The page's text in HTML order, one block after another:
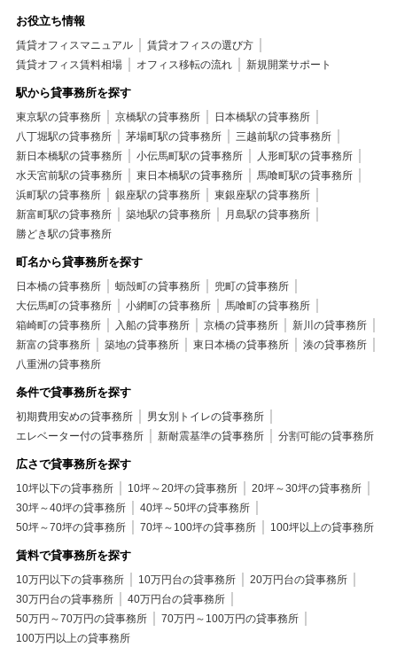
お役立ち情報
賃貸オフィスマニュアル
賃貸オフィスの選び方
賃貸オフィス賃料相場
オフィス移転の流れ 新規開業サポート
駅から貸事務所を探す
東京駅の貸事務所 京橋駅の貸事務所
日本橋駅の貸事務所
八丁堀駅の貸事務所
茅場町駅の貸事務所
三越前駅の貸事務所
新日本橋駅の貸事務所
小伝馬町駅の貸事務所
人形町駅の貸事務所
水天宮前駅の貸事務所
東日本橋駅の貸事務所
馬喰町駅の貸事務所
浜町駅の貸事務所
銀座駅の貸事務所
東銀座駅の貸事務所
新富町駅の貸事務所
築地駅の貸事務所
月島駅の貸事務所
勝どき駅の貸事務所
町名から貸事務所を探す
日本橋の貸事務所 蛎殻町の貸事務所
兜町の貸事務所
大伝馬町の貸事務所
小網町の貸事務所
馬喰町の貸事務所
箱崎町の貸事務所
入船の貸事務所 京橋の貸事務所
新川の貸事務所
新富の貸事務所
築地の貸事務所 東日本橋の貸事務所
湊の貸事務所
八重洲の貸事務所
条件で貸事務所を探す
初期費用安めの貸事務所
男女別トイレの貸事務所
エレベーター付の貸事務所
新耐震基準の貸事務所 分割可能の貸事務所
広さで貸事務所を探す
10坪以下の貸事務所 10坪～20坪の貸事務所
20坪～30坪の貸事務所
30坪～40坪の貸事務所
40坪～50坪の貸事務所
50坪～70坪の貸事務所
70坪～100坪の貸事務所 100坪以上の貸事務所
賃料で貸事務所を探す
10万円以下の貸事務所 10万円台の貸事務所
20万円台の貸事務所
30万円台の貸事務所
40万円台の貸事務所
50万円～70万円の貸事務所
70万円～100万円の貸事務所
100万円以上の貸事務所